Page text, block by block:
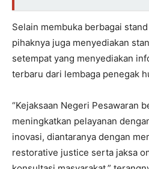
Selain membuka berbagai
pihaknya juga menyediakan
setempat yang menyediakan
terbaru dari lembaga penegak
“Kejaksaan Negeri Pesawaran
meningkatkan pelayanan
inovasi, diantaranya dengan
restorative justice serta jaksa